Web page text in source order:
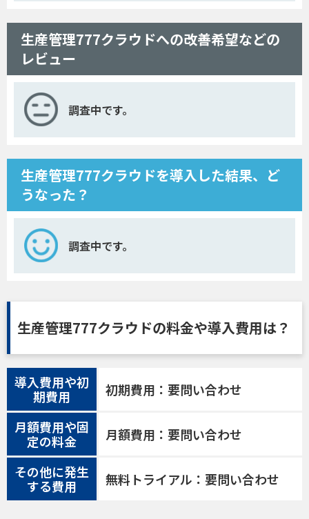
生産管理777クラウドへの改善希望などの
レビュー
調査中です。
生産管理777クラウドを導入した結果、ど
うなった？
調査中です。
生産管理777クラウドの料金や導入費用は？
導入費用や初
期費用
初期費用：要問い合わせ
月額費用や固
定の料金
月額費用：要問い合わせ
その他に発生
する費用
無料トライアル：要問い合わせ